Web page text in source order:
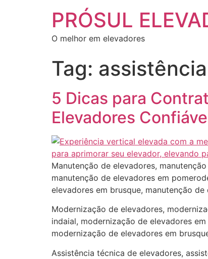
PRÓSUL
O melhor em elevadores
Tag:
5 Dicas para
Elevadores
Manutenção de elevadores,
manutenção de elevadores em
elevadores em brusque, manutenção
Modernização de elevadores,
indaial, modernização de elevadores
modernização de elevadores em
Assistência técnica de elevadores,